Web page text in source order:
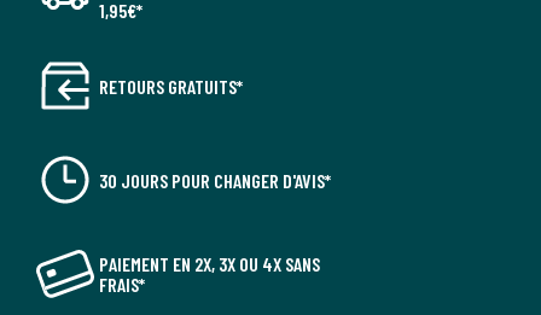
1,95€*
RETOURS GRATUITS*
30 JOURS POUR CHANGER D'AVIS*
PAIEMENT EN 2X, 3X OU 4X SANS
FRAIS*